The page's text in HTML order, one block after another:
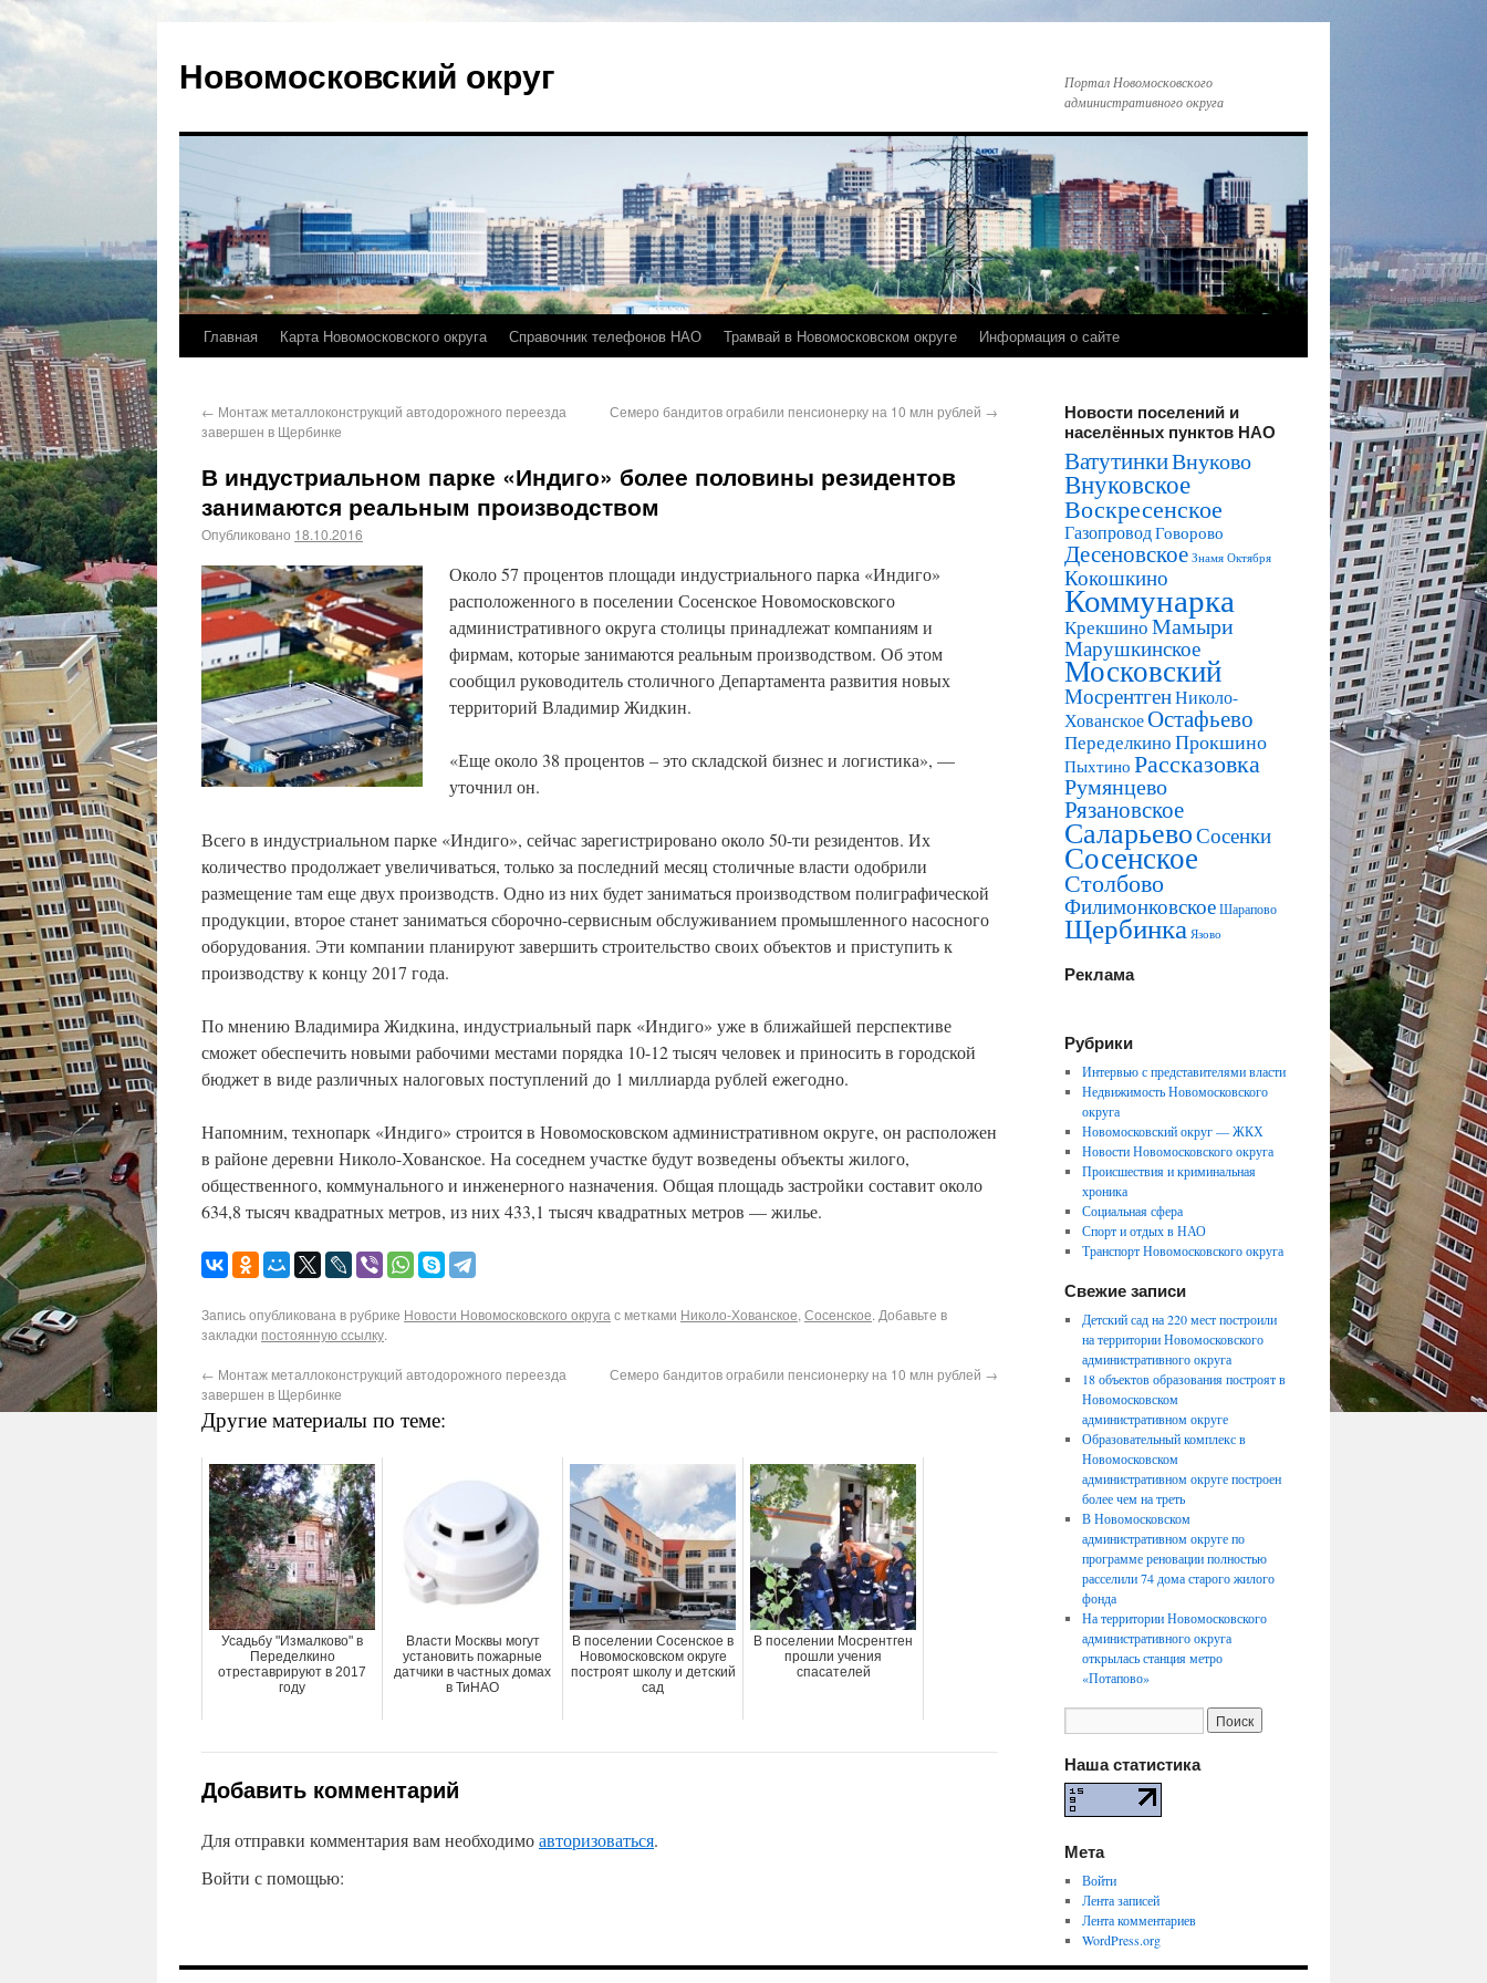
Новомосковский округ
Портал Новомосковского
административного округа
Главная Карта Новомосковского округа Справочник телефонов НАО Трамвай в Новомосковском округе Информация о сайте
← Монтаж металлоконструкций автодорожного переезда
завершен в Щербинке
Семеро бандитов ограбили пенсионерку на 10 млн рублей →
В индустриальном парке «Индиго» более половины резидентов
занимаются реальным производством
Опубликовано 18.10.2016
Около 57 процентов площади индустриального парка «Индиго»
расположенного в поселении Сосенское Новомосковского
административного округа столицы принадлежат компаниям и
фирмам, которые занимаются реальным производством. Об этом
сообщил руководитель столичного Департамента развития новых
территорий Владимир Жидкин.
«Еще около 38 процентов – это складской бизнес и логистика», —
уточнил он.
Всего в индустриальном парке «Индиго», сейчас зарегистрировано около 50-ти резидентов. Их
количество продолжает увеличиваться, только за последний месяц столичные власти одобрили
размещение там еще двух производств. Одно из них будет заниматься производством полиграфической
продукции, второе станет заниматься сборочно-сервисным обслуживанием промышленного насосного
оборудования. Эти компании планируют завершить строительство своих объектов и приступить к
производству к концу 2017 года.
По мнению Владимира Жидкина, индустриальный парк «Индиго» уже в ближайшей перспективе
сможет обеспечить новыми рабочими местами порядка 10-12 тысяч человек и приносить в городской
бюджет в виде различных налоговых поступлений до 1 миллиарда рублей ежегодно.
Напомним, технопарк «Индиго» строится в Новомосковском административном округе, он расположен
в районе деревни Николо-Хованское. На соседнем участке будут возведены объекты жилого,
общественного, коммунального и инженерного назначения. Общая площадь застройки составит около
634,8 тысяч квадратных метров, из них 433,1 тысяч квадратных метров — жилье.
Запись опубликована в рубрике Новости Новомосковского округа с метками Николо-Хованское, Сосенское. Добавьте в
закладки постоянную ссылку.
← Монтаж металлоконструкций автодорожного переезда
завершен в Щербинке
Семеро бандитов ограбили пенсионерку на 10 млн рублей →
Другие материалы по теме:
Усадьбу "Измалково" в
Переделкино
отреставрируют в 2017
году
Власти Москвы могут
установить пожарные
датчики в частных домах
в ТиНАО
В поселении Сосенское в
Новомосковском округе
построят школу и детский
сад
В поселении Мосрентген
прошли учения
спасателей
Добавить комментарий
Для отправки комментария вам необходимоавторизоваться.
Войти с помощью:
Новости поселений и
населённых пунктов НАО
ВатутинкиВнуково
Внуковское
Воскресенское
ГазопроводГоворово
Десеновское Знамя Октября
Кокошкино
Коммунарка
КрекшиноМамыри
Марушкинское
Московский
МосрентгенНиколо-
ХованскоеОстафьево
ПеределкиноПрокшино
Пыхтино Рассказовка
Румянцево
Рязановское
СаларьевоСосенки
Сосенское
Столбово
ФилимонковскоеШарапово
Щербинка Язово
Реклама
Рубрики
Интервью с представителями власти
Недвижимость Новомосковского
округа
Новомосковский округ — ЖКХ
Новости Новомосковского округа
Происшествия и криминальная
хроника
Социальная сфера
Спорт и отдых в НАО
Транспорт Новомосковского округа
Свежие записи
Детский сад на 220 мест построили
на территории Новомосковского
административного округа
18 объектов образования построят в
Новомосковском
административном округе
Образовательный комплекс в
Новомосковском
административном округе построен
более чем на треть
В Новомосковском
административном округе по
программе реновации полностью
расселили 74 дома старого жилого
фонда
На территории Новомосковского
административного округа
открылась станция метро
«Потапово»
Наша статистика
Мета
Войти
Лента записей
Лента комментариев
WordPress.org